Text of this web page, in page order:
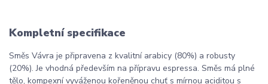
Kompletní specifikace
Směs Vávra je připravena z kvalitní arabicy (80%) a robusty
(20%). Je vhodná především na přípravu espressa. Směs má plné
tělo, kompexní vyváženou kořeněnou chuť s mírnou aciditou s